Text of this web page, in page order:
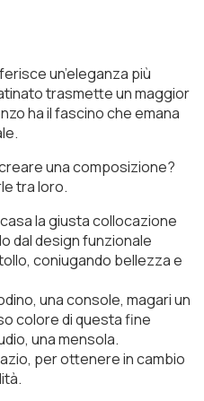
un’eleganza più
trasmette un maggior
ha il fascino che emana
una composizione?
tra loro.
la giusta collocazione
dal design funzionale
coniugando bellezza e
una console, magari un
colore di questa fine
una mensola.
per ottenere in cambio